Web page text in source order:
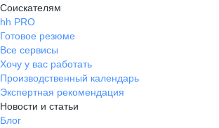
Соискателям
hh PRO
Готовое резюме
Все сервисы
Хочу у вас работать
Производственный календарь
Экспертная рекомендация
Новости и статьи
Блог